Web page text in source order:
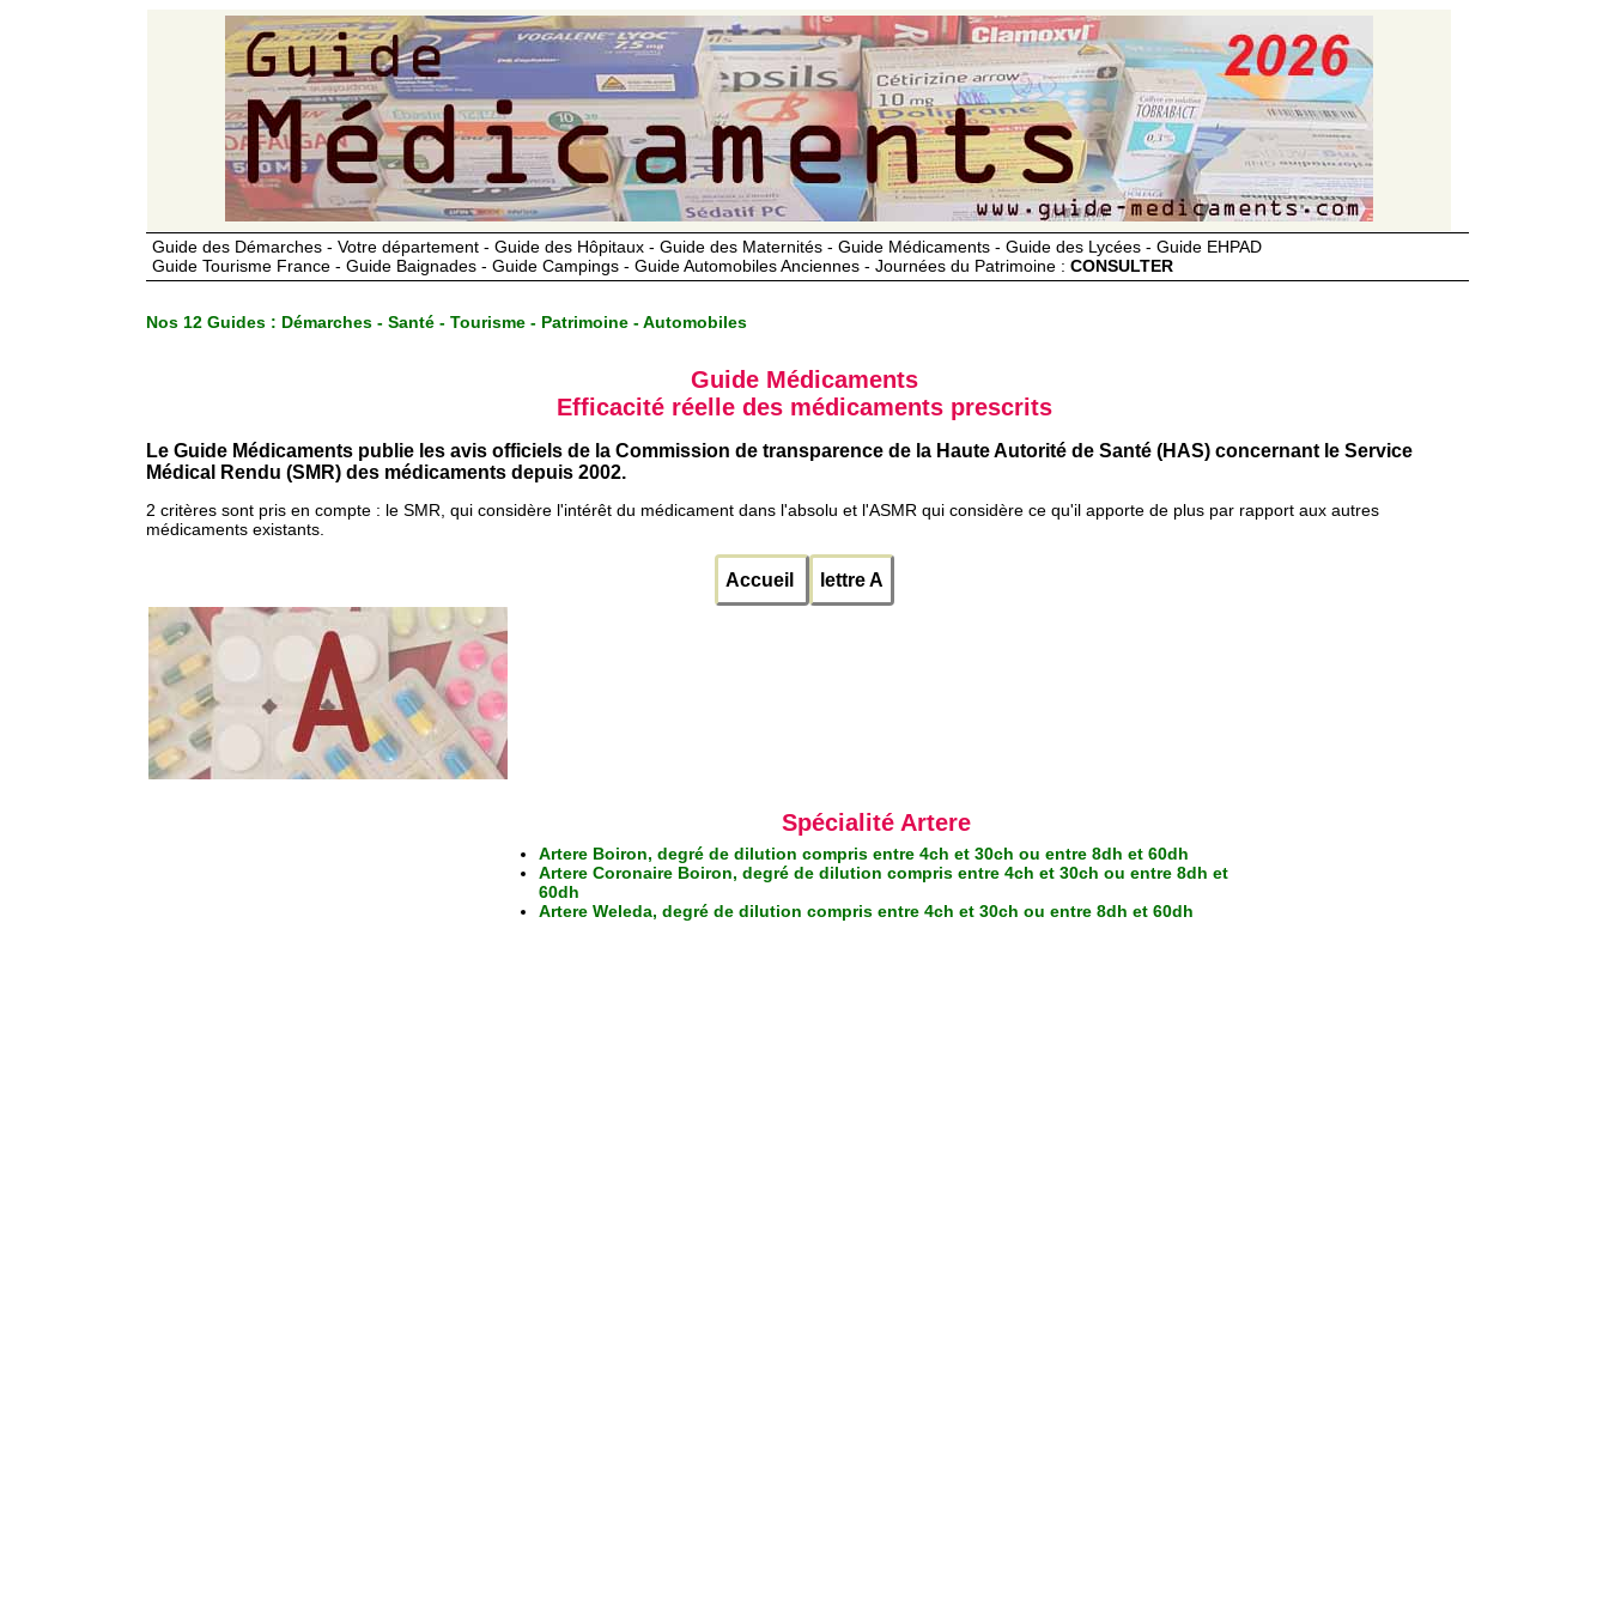
Guide des Démarches - Votre département - Guide des Hôpitaux - Guide des Maternités - Guide Médicaments - Guide des Lycées - Guide EHPAD
Guide Tourisme France - Guide Baignades - Guide Campings - Guide Automobiles Anciennes - Journées du Patrimoine : CONSULTER
Nos 12 Guides : Démarches - Santé - Tourisme - Patrimoine - Automobiles
Guide Médicaments
Efficacité réelle des médicaments prescrits
Le Guide Médicaments publie les avis officiels de la Commission de transparence de la Haute Autorité de Santé (HAS) concernant le Service
Médical Rendu (SMR) des médicaments depuis 2002.
2 critères sont pris en compte : le SMR, qui considère l'intérêt du médicament dans l'absolu et l'ASMR qui considère ce qu'il apporte de plus par rapport aux autres
médicaments existants.
Accueil lettre A
Spécialité Artere
Artere Boiron, degré de dilution compris entre 4ch et 30ch ou entre 8dh et 60dh
Artere Coronaire Boiron, degré de dilution compris entre 4ch et 30ch ou entre 8dh et
60dh
Artere Weleda, degré de dilution compris entre 4ch et 30ch ou entre 8dh et 60dh